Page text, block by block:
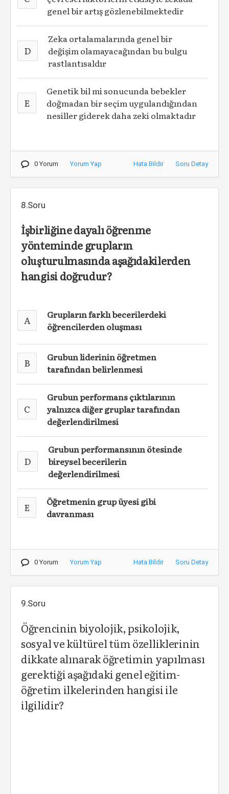
genel bir artış gözlenebilmektedir
D
Zeka ortalamalarında genel bir
değişim olamayacağından bu bulgu
rastlantısaldır
E
Genetik bil mi sonucunda bebekler
doğmadan bir seçim uygulandığından
nesiller giderek daha zeki olmaktadır
0 Yorum Yorum Yap Hata Bildir Soru Detay
8.Soru
İşbirliğine dayalı öğrenme
yönteminde grupların
oluşturulmasında aşağıdakilerden
hangisi doğrudur?
A
Grupların farklı becerilerdeki
öğrencilerden oluşması
B
Grubun liderinin öğretmen
tarafından belirlenmesi
C
Grubun performans çıktılarının
yalnızca diğer gruplar tarafından
değerlendirilmesi
D
Grubun performansının ötesinde
bireysel becerilerin
değerlendirilmesi
E
Öğretmenin grup üyesi gibi
davranması
0 Yorum Yorum Yap Hata Bildir Soru Detay
9.Soru
Öğrencinin biyolojik, psikolojik,
sosyal ve kültürel tüm özelliklerinin
dikkate alınarak öğretimin yapılması
gerektiği aşağıdaki genel eğitim-
öğretim ilkelerinden hangisi ile
ilgilidir?